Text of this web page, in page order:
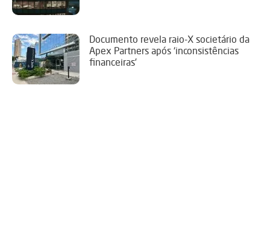
Documento revela raio-X societário da
Apex Partners após ‘inconsistências
financeiras’